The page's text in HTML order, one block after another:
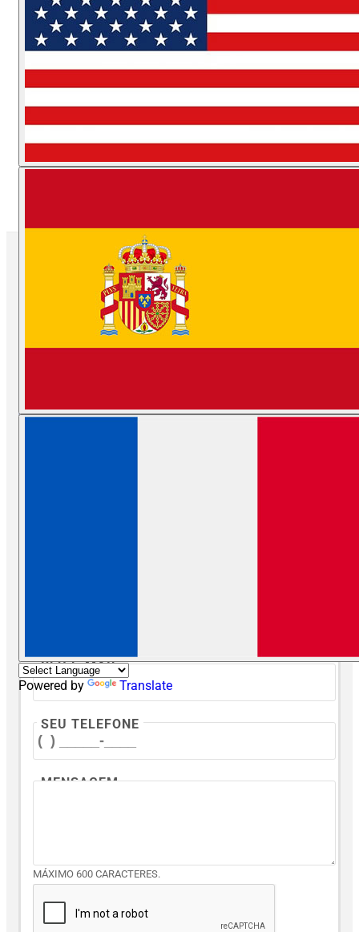
Powered by Translate
Atrium Shopping recebe Drive-
thru Sustentável para descarte de
eletroeletrônicos e lâmpadas
Ação ocorrerá nesta sexta-feira e no
sábado; Santo André gera 8,9 milhões de
toneladas de resíduos eletrônicos por ano
SEU E-MAIL
SEU TELEFONE
MENSAGEM
MÁXIMO 600 CARACTERES.